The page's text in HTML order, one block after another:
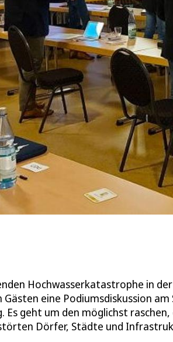
Hochwasserkatastrophe in der
eine Podiumsdiskussion
Es geht um den möglichst
Dörfer, Städte und